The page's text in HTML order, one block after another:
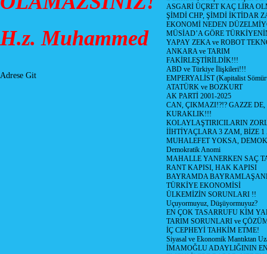
H.z. Muhammed
Adrese Git
ASGARİ ÜÇRET KAÇ LİRA
ŞİMDİ CHP, ŞİMDİ İKTİDAR
EKONOMİ NEDEN
MÜSİAD’A GÖRE
YAPAY ZEKA ve ROBOT
ANKARA ve TARIM
FAKİRLEŞTİRİLDİK!!!
ABD ve Türkiye İlişkileri!!!
EMPERYALİST (Kapitalist
ATATÜRK ve BOZKURT
AK PARTİ 2001-2025
CAN, ÇIKMAZI!?!? GAZZE
KURAKLIK!!!
KOLAYLAŞTIRICILARIN
İİHTİYAÇLARA 3 ZAM, BİZE
MUHALEFET YOKSA,
Demokratik Anomi
MAHALLE YANERKEN SAÇ
RANT KAPISI, HAK KAPISI
BAYRAMDA
TÜRKİYE EKONOMİSİ
ÜLKEMİZİN SORUNLARI !!
Uçuyormuyuz, Düşüyormuyuz?
EN ÇOK TASARRUFU KİM
TARIM SORUNLARI ve
İÇ CEPHEYİ TAHKİM ETME!
Siyasal ve Ekonomik Mantıktan
İMAMOĞLU ADAYLIĞININ